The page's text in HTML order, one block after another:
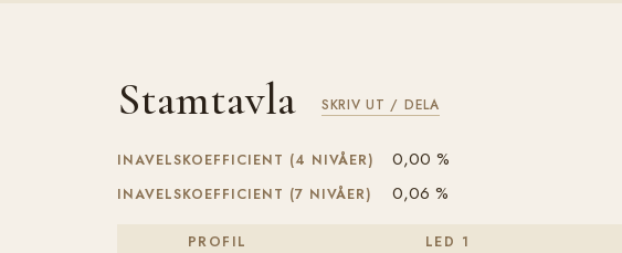
Stamtavla SKRIV UT / DELA
INAVELSKOEFFICIENT (4 NIVÅER) 0,00 %
INAVELSKOEFFICIENT (7 NIVÅER) 0,06 %
PROFIL LED 1